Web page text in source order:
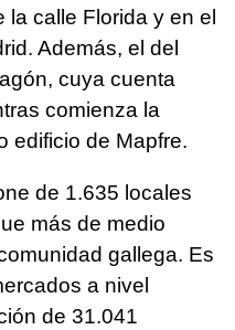
calle Florida y en el
Además, el del
cuya cuenta
comienza la
edificio de Mapfre.
de 1.635 locales
más de medio
gallega. Es
a nivel
de 31.041